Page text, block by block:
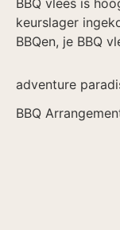
keurslager
BBQen, je BBQ
adventure
BBQ